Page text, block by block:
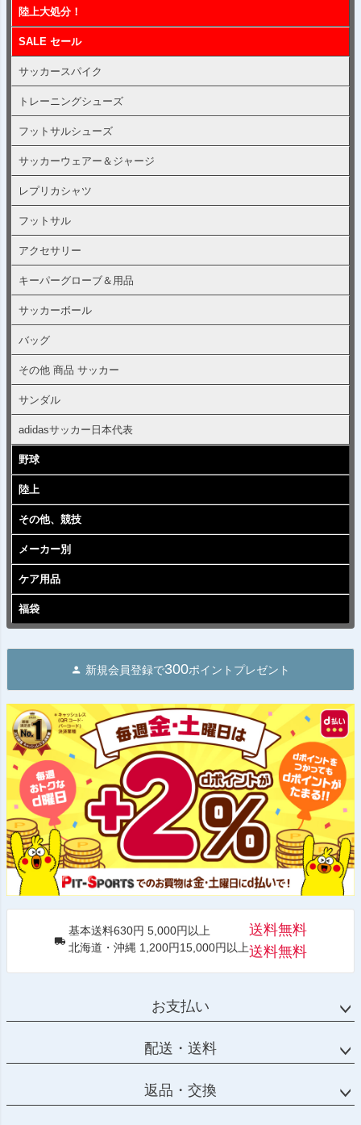
陸上大処分！
SALE セール
サッカースパイク
トレーニングシューズ
フットサルシューズ
サッカーウェアー＆ジャージ
レプリカシャツ
フットサル
アクセサリー
キーパーグローブ＆用品
サッカーボール
バッグ
その他 商品 サッカー
サンダル
adidasサッカー日本代表
野球
陸上
その他、競技
メーカー別
ケア用品
福袋
新規会員登録で300ポイントプレゼント
基本送料630円 5,000円以上
北海道・沖縄 1,200円15,000円以上
送料無料
送料無料
お支払い
配送・送料
返品・交換